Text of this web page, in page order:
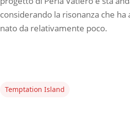
considerando la risonanza che
nato da relativamente poco.
Temptation Island